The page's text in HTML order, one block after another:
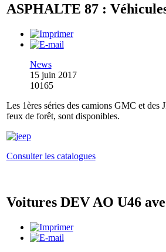
ASPHALTE 87 :
News
15 juin 2017
10165
Les 1ères séries des camions GMC et
feux de forêt, sont disponibles.
Consulter les catalogues
Voitures DEV AO U46